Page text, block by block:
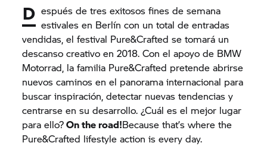
D espués de tres exitosos fines de semana
estivales en Berlín con un total de entradas
vendidas, el festival Pure&Crafted se tomará un
descanso creativo en 2018. Con el apoyo de BMW
Motorrad, la familia Pure&Crafted pretende abrirse
nuevos caminos en el panorama internacional para
buscar inspiración, detectar nuevas tendencias y
centrarse en su desarrollo. ¿Cuál es el mejor lugar
para ello?On the road!Because that’s where the
Pure&Crafted lifestyle action is every day.